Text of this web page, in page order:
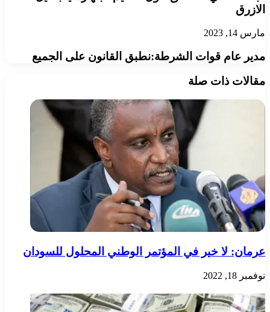
الازرق
مارس 14, 2023
مدير عام قوات الشرطة:نطبق القانون على الجميع
مقالات ذات صلة
عرمان: لا خير في المؤتمر الوطني المحلول للسودان
نوفمبر 18, 2022